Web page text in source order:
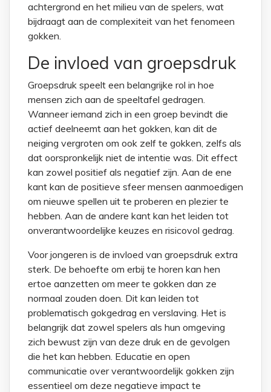
achtergrond en het milieu van de spelers, wat
bijdraagt aan de complexiteit van het fenomeen
gokken.
De invloed van groepsdruk
Groepsdruk speelt een belangrijke rol in hoe
mensen zich aan de speeltafel gedragen.
Wanneer iemand zich in een groep bevindt die
actief deelneemt aan het gokken, kan dit de
neiging vergroten om ook zelf te gokken, zelfs als
dat oorspronkelijk niet de intentie was. Dit effect
kan zowel positief als negatief zijn. Aan de ene
kant kan de positieve sfeer mensen aanmoedigen
om nieuwe spellen uit te proberen en plezier te
hebben. Aan de andere kant kan het leiden tot
onverantwoordelijke keuzes en risicovol gedrag.
Voor jongeren is de invloed van groepsdruk extra
sterk. De behoefte om erbij te horen kan hen
ertoe aanzetten om meer te gokken dan ze
normaal zouden doen. Dit kan leiden tot
problematisch gokgedrag en verslaving. Het is
belangrijk dat zowel spelers als hun omgeving
zich bewust zijn van deze druk en de gevolgen
die het kan hebben. Educatie en open
communicatie over verantwoordelijk gokken zijn
essentieel om deze negatieve impact te